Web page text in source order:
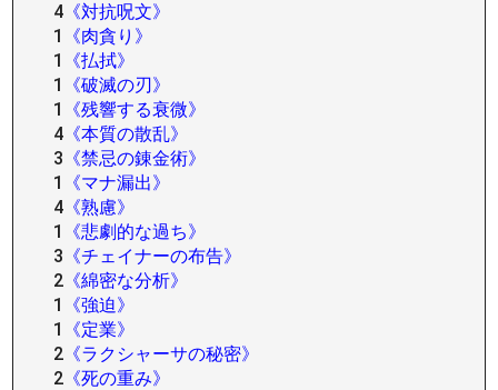
4 《対抗呪文》
1
《肉貪り》
1
《払拭》
1
《破滅の刃》
1
《残響する衰微》
4 《本質の散乱》
3 《禁忌の錬金術》
1
《マナ漏出》
4 《熟慮》
1
《悲劇的な過ち》
3 《チェイナーの布告》
2 《綿密な分析》
1
《強迫》
1
《定業》
2 《ラクシャーサの秘密》
2 《死の重み》